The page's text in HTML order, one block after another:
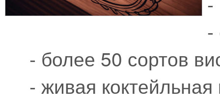
-
- более 50 сортов
- живая коктейльная